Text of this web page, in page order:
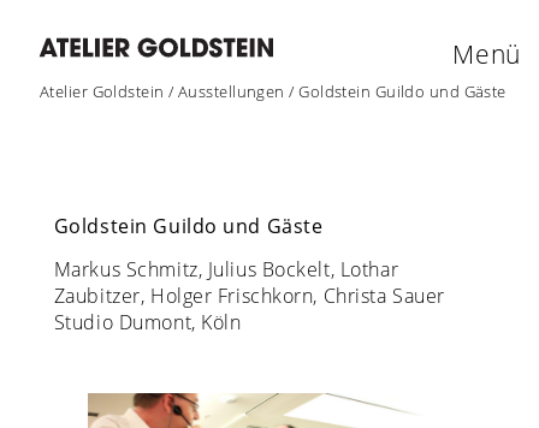
Atelier Goldstein /Ausstellungen /Goldstein Guildo und Gäste
Menü
Goldstein Guildo und Gäste
Markus Schmitz, Julius Bockelt, Lothar
Zaubitzer, Holger Frischkorn, Christa Sauer
Studio Dumont, Köln